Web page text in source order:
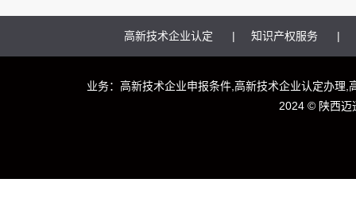
高新技术企业认定 知识产权服务
业务：高新技术企业申报条件,高新技术企业认定办理
2024 © 陕